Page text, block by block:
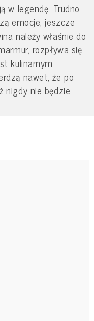
w legendę. Trudno
emocje, jeszcze
należy właśnie do
rozpływa się
kulinarnym
nawet, że po
nigdy nie będzie